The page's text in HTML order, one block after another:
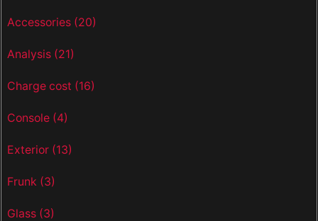
Accessories (20)
Analysis (21)
Charge cost (16)
Console (4)
Exterior (13)
Frunk (3)
Glass (3)